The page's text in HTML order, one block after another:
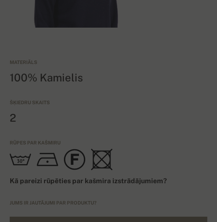
MATERIĀLS
100% Kamielis
ŠĶIEDRU SKAITS
2
RŪPES PAR KAŠMIRU
Kā pareizi rūpēties par kašmira izstrādājumiem?
JUMS IR JAUTĀJUMI PAR PRODUKTU?